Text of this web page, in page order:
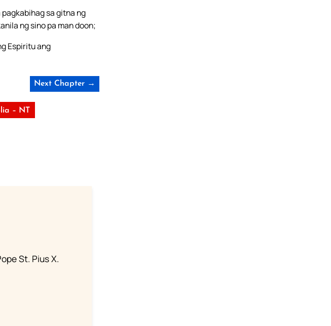
sa gitna ng
ng sino pa man doon;
Espiritu ang
Next Chapter →
– NT
St. Pius X.